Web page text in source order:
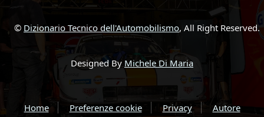
© Dizionario Tecnico dell'Automobilismo, All Right Reserved.
Designed By Michele Di Maria
Home Preferenze cookie Privacy Autore